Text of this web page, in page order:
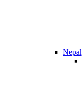
Nepal